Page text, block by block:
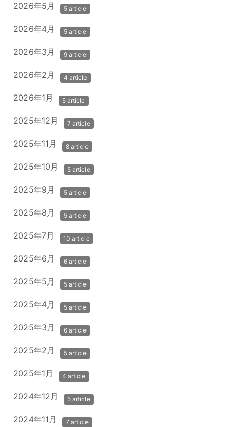
2026年5月 5 article
2026年4月 5 article
2026年3月 9 article
2026年2月 4 article
2026年1月 5 article
2025年12月 7 article
2025年11月 8 article
2025年10月 5 article
2025年9月 5 article
2025年8月 5 article
2025年7月 10 article
2025年6月 6 article
2025年5月 5 article
2025年4月 5 article
2025年3月 6 article
2025年2月 5 article
2025年1月 4 article
2024年12月 5 article
2024年11月 7 article